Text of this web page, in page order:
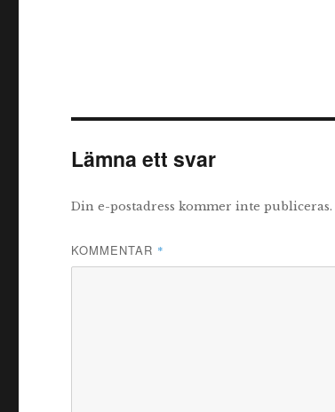
Lämna ett svar
Din e-postadress kommer inte publiceras.
KOMMENTAR *